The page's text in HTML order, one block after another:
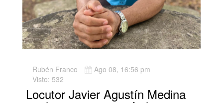
Rubén Franco
Ago 08, 16:56 pm
Visto: 532
Locutor Javier Agustín Medina